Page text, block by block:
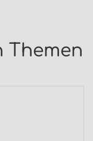
Themen